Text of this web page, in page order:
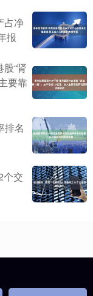
占净
报
“肾
要靠
排名
个交